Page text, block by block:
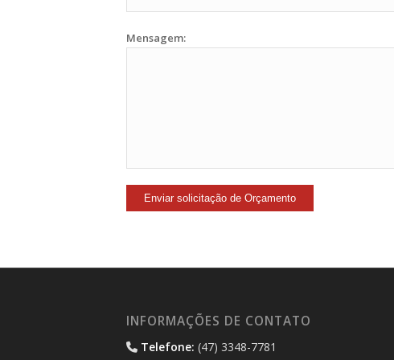
Mensagem:
INFORMAÇÕES DE CONTATO
Telefone: (47) 3348-7781